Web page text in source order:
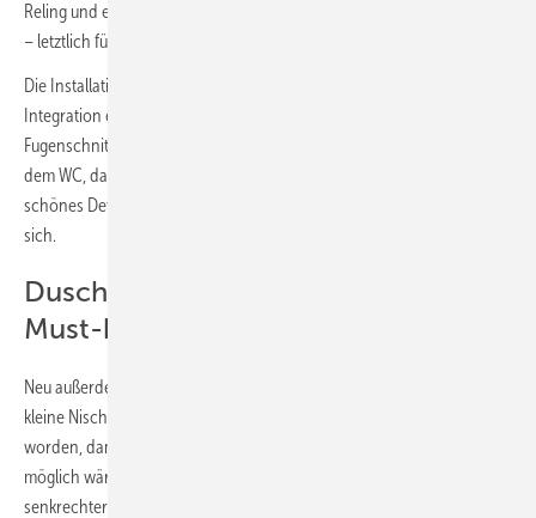
Reling und ein eingehängter Klappsitz für ein komfortables Dusch­ritual
– letztlich für alle Nutzer des Bades.
Die Installationswand zur Abstellkammer hin ermöglichte zudem die
Integration einer Shampoonische – natürlich beleuchtet –, die dem
Fugenschnitt angepasst eingeplant wurde. Sie wiederholt sich über
dem WC, das bildet im Raum eine Art optische Klammer. Ein weiteres
schönes Detail ist die Wiederholung der Bodenfliese in der Nische an
sich.
Dusch-WC im Komfortbad: ein
Must-have
Neu außerdem: ein komfortables Dusch-WC. Es schmiegt sich in die
kleine Nische neben dem Rohrschacht. Die Wand ist extra stabilisiert
worden, damit eine spätere Nachrüstung von einem Stützklappgriff
möglich wäre – momentan dient ein optisch passender Griff in
senkrechter Position auf einer Seite für zusätzliche Sicherheit.